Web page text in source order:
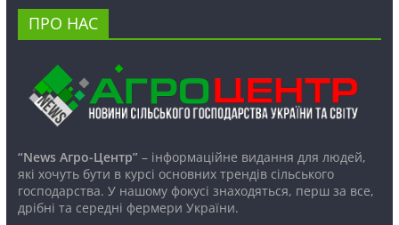
ПРО НАС
“News Агро-Центр”– інформаційне видання для людей,
які хочуть бути в курсі основних трендів сільського
господарства. У нашому фокусі знаходяться, перш за все,
дрібні та середні фермери України.